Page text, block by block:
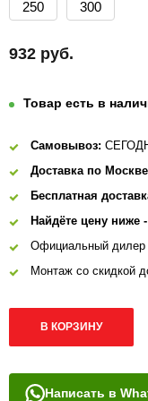
250 300
932 руб.
Товар есть в
Самовывоз:
Доставка по
Бесплатная
Найдёте цену ниже
Официальный дилер
Монтаж со скидкой
В КОРЗИНУ
Написать в